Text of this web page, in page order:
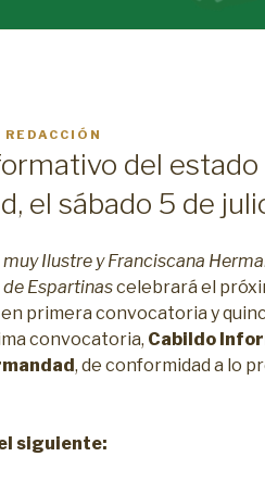
REDACCIÓN
del estado
el sábado 5 de
muy Ilustre y Franciscana
Espartinascelebrará el
en primera convocatoria y
convocatoria, Cabildo
, de conformidad a lo
siguiente: